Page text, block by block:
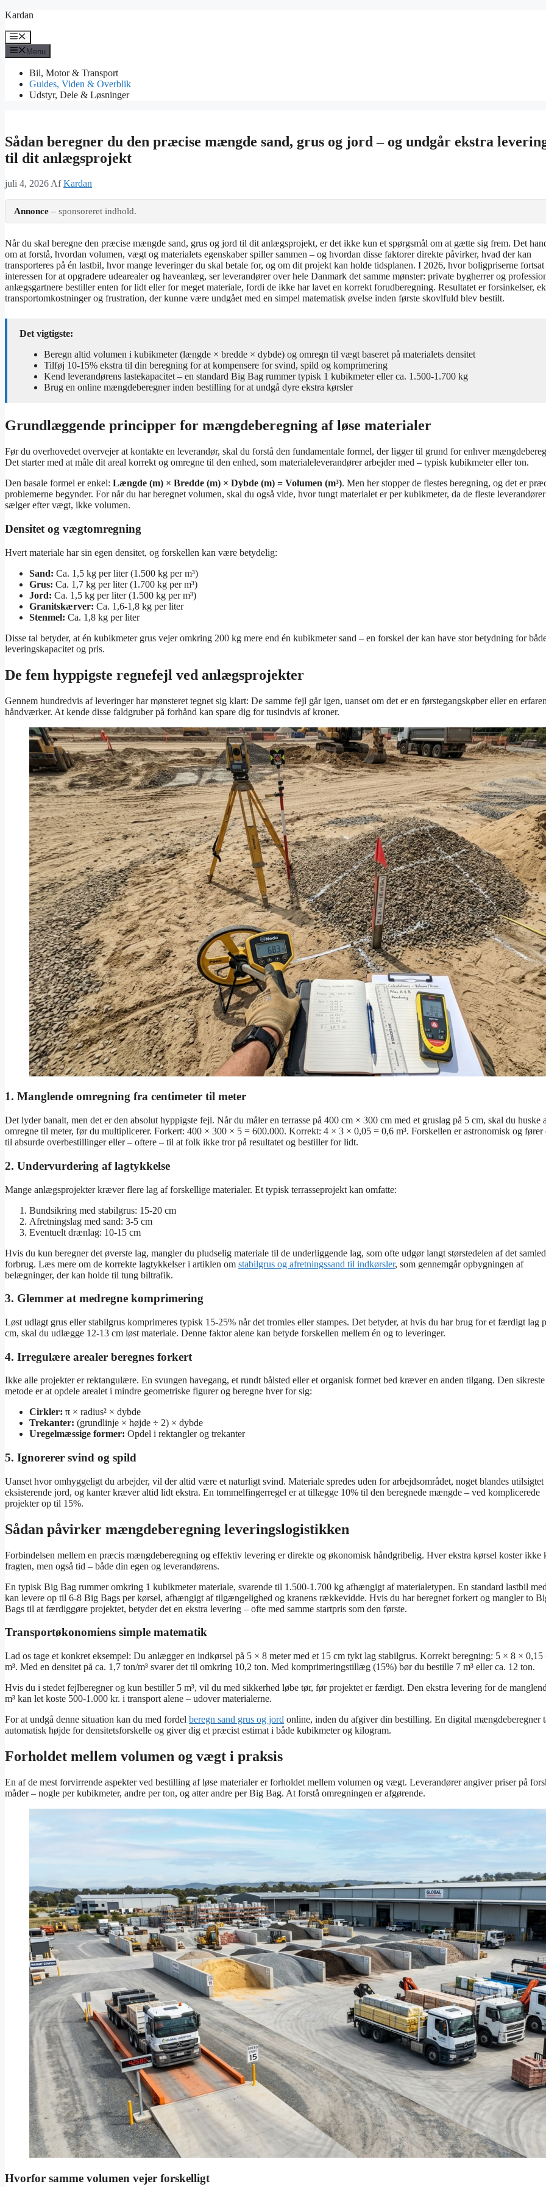
Hop
indhold
Kardan
Menu
Menu
Bil, Motor & Transport
Guides, Viden & Overblik
Udstyr, Dele & Løsninger
Sådan beregner du den præcise mængde sand, grus og jord – og undgår ekstra
til dit anlægsprojekt
juli 4, 2026AfKardan
Annonce – sponsoreret indhold.
Når du skal beregne den præcise mængde sand, grus og jord til dit anlægsprojekt, er det ikke kun et spørgsmål om at gætte sig frem. Det
om at forstå, hvordan volumen, vægt og materialets egenskaber spiller sammen – og hvordan disse faktorer direkte påvirker, hvad der kan
transporteres på én lastbil, hvor mange leveringer du skal betale for, og om dit projekt kan holde tidsplanen. I 2026, hvor boligpriserne
interessen for at opgradere udearealer og haveanlæg, ser leverandører over hele Danmark det samme mønster: private bygherrer og
anlægsgartnere bestiller enten for lidt eller for meget materiale, fordi de ikke har lavet en korrekt forudberegning. Resultatet er forsinkelser,
transportomkostninger og frustration, der kunne være undgået med en simpel matematisk øvelse inden første skovlfuld blev bestilt.
Det vigtigste:
Beregn altid volumen i kubikmeter (længde × bredde × dybde) og omregn til vægt baseret på materialets densitet
Tilføj 10-15% ekstra til din beregning for at kompensere for svind, spild og komprimering
Kend leverandørens lastekapacitet – en standard Big Bag rummer typisk 1 kubikmeter eller ca. 1.500-1.700 kg
Brug en online mængdeberegner inden bestilling for at undgå dyre ekstra kørsler
Grundlæggende principper for mængdeberegning af løse materialer
Før du overhovedet overvejer at kontakte en leverandør, skal du forstå den fundamentale formel, der ligger til grund for enhver
Det starter med at måle dit areal korrekt og omregne til den enhed, som materialeleverandører arbejder med – typisk kubikmeter eller ton.
Den basale formel er enkel: Længde (m) × Bredde (m) × Dybde (m) = Volumen (m³). Men her stopper de flestes beregning, og det er
problemerne begynder. For når du har beregnet volumen, skal du også vide, hvor tungt materialet er per kubikmeter, da de fleste leverandører
sælger efter vægt, ikke volumen.
Densitet og vægtomregning
Hvert materiale har sin egen densitet, og forskellen kan være betydelig:
Sand: Ca. 1,5 kg per liter (1.500 kg per m³)
Grus: Ca. 1,7 kg per liter (1.700 kg per m³)
Jord: Ca. 1,5 kg per liter (1.500 kg per m³)
Granitskærver: Ca. 1,6-1,8 kg per liter
Stenmel: Ca. 1,8 kg per liter
Disse tal betyder, at én kubikmeter grus vejer omkring 200 kg mere end én kubikmeter sand – en forskel der kan have stor betydning for
leveringskapacitet og pris.
De fem hyppigste regnefejl ved anlægsprojekter
Gennem hundredvis af leveringer har mønsteret tegnet sig klart: De samme fejl går igen, uanset om det er en førstegangskøber eller en
håndværker. At kende disse faldgruber på forhånd kan spare dig for tusindvis af kroner.
1. Manglende omregning fra centimeter til meter
Det lyder banalt, men det er den absolut hyppigste fejl. Når du måler en terrasse på 400 cm × 300 cm med et gruslag på 5 cm, skal du huske
omregne til meter, før du multiplicerer. Forkert: 400 × 300 × 5 = 600.000. Korrekt: 4 × 3 × 0,05 = 0,6 m³. Forskellen er astronomisk og fører
til absurde overbestillinger eller – oftere – til at folk ikke tror på resultatet og bestiller for lidt.
2. Undervurdering af lagtykkelse
Mange anlægsprojekter kræver flere lag af forskellige materialer. Et typisk terrasseprojekt kan omfatte:
Bundsikring med stabilgrus: 15-20 cm
Afretningslag med sand: 3-5 cm
Eventuelt drænlag: 10-15 cm
Hvis du kun beregner det øverste lag, mangler du pludselig materiale til de underliggende lag, som ofte udgør langt størstedelen af det
forbrug. Læs mere om de korrekte lagtykkelser i artiklen om stabilgrus og afretningssand til indkørsler, som gennemgår opbygningen af
belægninger, der kan holde til tung biltrafik.
3. Glemmer at medregne komprimering
Løst udlagt grus eller stabilgrus komprimeres typisk 15-25% når det tromles eller stampes. Det betyder, at hvis du har brug for et færdigt lag
cm, skal du udlægge 12-13 cm løst materiale. Denne faktor alene kan betyde forskellen mellem én og to leveringer.
4. Irregulære arealer beregnes forkert
Ikke alle projekter er rektangulære. En svungen havegang, et rundt bålsted eller et organisk formet bed kræver en anden tilgang. Den sikreste
metode er at opdele arealet i mindre geometriske figurer og beregne hver for sig:
Cirkler: π × radius² × dybde
Trekanter: (grundlinje × højde ÷ 2) × dybde
Uregelmæssige former: Opdel i rektangler og trekanter
5. Ignorerer svind og spild
Uanset hvor omhyggeligt du arbejder, vil der altid være et naturligt svind. Materiale spredes uden for arbejdsområdet, noget blandes utilsigtet
eksisterende jord, og kanter kræver altid lidt ekstra. En tommelfingerregel er at tillægge 10% til den beregnede mængde – ved komplicerede
projekter op til 15%.
Sådan påvirker mængdeberegning leveringslogistikken
Forbindelsen mellem en præcis mængdeberegning og effektiv levering er direkte og økonomisk håndgribelig. Hver ekstra kørsel koster ikke
fragten, men også tid – både din egen og leverandørens.
En typisk Big Bag rummer omkring 1 kubikmeter materiale, svarende til 1.500-1.700 kg afhængigt af materialetypen. En standard lastbil
kan levere op til 6-8 Big Bags per kørsel, afhængigt af tilgængelighed og kranens rækkevidde. Hvis du har beregnet forkert og mangler to
Bags til at færdiggøre projektet, betyder det en ekstra levering – ofte med samme startpris som den første.
Transportøkonomiens simple matematik
Lad os tage et konkret eksempel: Du anlægger en indkørsel på 5 × 8 meter med et 15 cm tykt lag stabilgrus. Korrekt beregning: 5 × 8 × 0,15
m³. Med en densitet på ca. 1,7 ton/m³ svarer det til omkring 10,2 ton. Med komprimeringstillæg (15%) bør du bestille 7 m³ eller ca. 12 ton.
Hvis du i stedet fejlberegner og kun bestiller 5 m³, vil du med sikkerhed løbe tør, før projektet er færdigt. Den ekstra levering for de
m³ kan let koste 500-1.000 kr. i transport alene – udover materialerne.
For at undgå denne situation kan du med fordel beregn sand grus og jord online, inden du afgiver din bestilling. En digital mængdeberegner
automatisk højde for densitetsforskelle og giver dig et præcist estimat i både kubikmeter og kilogram.
Forholdet mellem volumen og vægt i praksis
En af de mest forvirrende aspekter ved bestilling af løse materialer er forholdet mellem volumen og vægt. Leverandører angiver priser på
måder – nogle per kubikmeter, andre per ton, og atter andre per Big Bag. At forstå omregningen er afgørende.
Hvorfor samme volumen vejer forskelligt